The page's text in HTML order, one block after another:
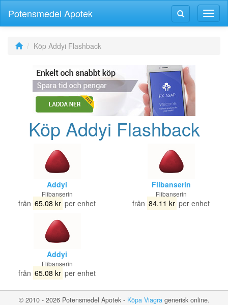
Växla
Växla
navigering
Potensmedel Apotek
Köp Addyi Flashback
Köp Addyi Flashback
Addyi
Flibanserin
från 65.08 kr per enhet
Flibanserin
Flibanserin
från 84.11 kr per enhet
Addyi
Flibanserin
från 65.08 kr per enhet
© 2010 - 2026 Potensmedel Apotek - Köpa Viagragenerisk online.